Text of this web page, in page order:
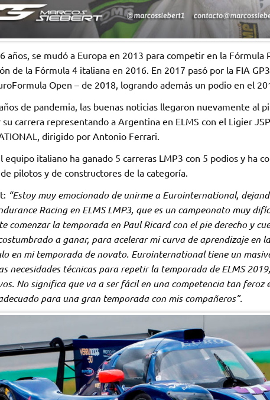
años, se mudó a Europa en 2013 para competir en la Fórmula
de la Fórmula 4 italiana en 2016. En 2017 pasó por la FIA
Open – de 2018, logrando además un podio en el
de pandemia, las buenas noticias llegaron nuevamente al
carrera representando a Argentina en ELMS con el Ligier
dirigido por Antonio Ferrari.
equipo italiano ha ganado 5 carreras LMP3 con 5 podios y ha
pilotos y de constructores de la categoría.
“Estoy muy emocionado de unirme a Eurointernational,
Racing en ELMS LMP3, que es un campeonato muy
comenzar la temporada en Paul Ricard con el pie derecho y
a ganar, para acelerar mi curva de aprendizaje en
en mi temporada de novato. Eurointernational tiene un
necesidades técnicas para repetir la temporada de ELMS
No significa que va a ser fácil en una competencia tan feroz
para una gran temporada con mis compañeros”.